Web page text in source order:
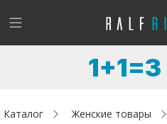
!
Женщинам
Возникли вопросы? -
1+1=3
Каталог Женские товары